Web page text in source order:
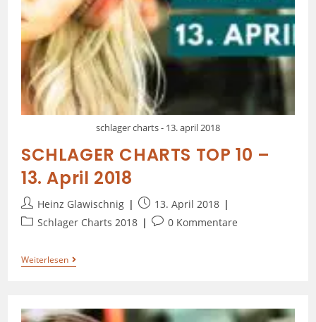
schlager charts - 13. april 2018
SCHLAGER CHARTS TOP 10 –
13. April 2018
Heinz Glawischnig
13. April 2018
Schlager Charts 2018
0 Kommentare
Weiterlesen